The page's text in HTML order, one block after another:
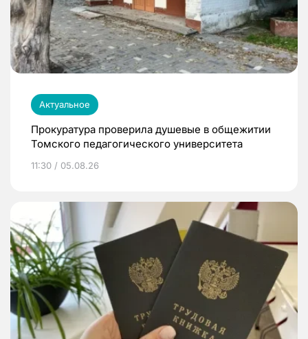
Актуальное
Прокуратура проверила душевые в общежитии
Томского педагогического университета
11:30 / 05.08.26